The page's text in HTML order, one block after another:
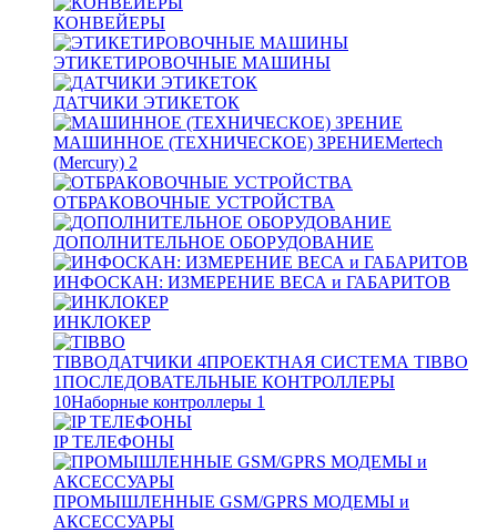
КОНВЕЙЕРЫ
ЭТИКЕТИРОВОЧНЫЕ МАШИНЫ
ДАТЧИКИ ЭТИКЕТОК
МАШИННОЕ (ТЕХНИЧЕСКОЕ) ЗРЕНИЕMertech
(Mercury) 2
ОТБРАКОВОЧНЫЕ УСТРОЙСТВА
ДОПОЛНИТЕЛЬНОЕ ОБОРУДОВАНИЕ
ИНФОСКАН: ИЗМЕРЕНИЕ ВЕСА и ГАБАРИТОВ
ИНКЛОКЕР
TIBBOДАТЧИКИ 4ПРОЕКТНАЯ СИСТЕМА TIBBO
1ПОСЛЕДОВАТЕЛЬНЫЕ КОНТРОЛЛЕРЫ
10Наборные контроллеры 1
IP ТЕЛЕФОНЫ
ПРОМЫШЛЕННЫЕ GSM/GPRS МОДЕМЫ и
АКСЕССУАРЫ